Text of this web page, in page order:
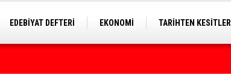
EDEBİYAT DEFTERİ EKONOMİ TARİHTEN KESİTLER